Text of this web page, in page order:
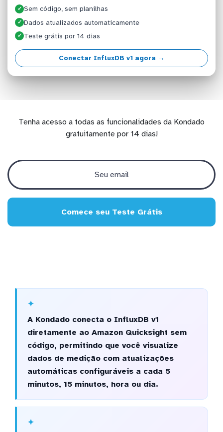
✓ Sem código, sem planilhas
✓ Dados atualizados automaticamente
✓ Teste grátis por 14 dias
Conectar InfluxDB v1 agora →
Tenha acesso a todas as funcionalidades da Kondado
gratuitamente por 14 dias!
Comece seu Teste Grátis
A Kondado conecta o InfluxDB v1
diretamente ao Amazon Quicksight sem
código, permitindo que você visualize
dados de medição com atualizações
automáticas configuráveis a cada 5
minutos, 15 minutos, hora ou dia.